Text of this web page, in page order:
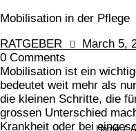
Home
Mobilisation in der Pflege
RATGEBER
March 5,
0 Comments
Mobilisation ist ein
bedeutet weit mehr als
die kleinen Schritte, die
grossen Unterschied
Krankheit oder bei